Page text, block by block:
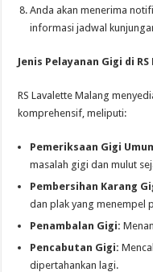
Anda akan menerima
informasi jadwal
Jenis Pelayanan Gigi di
RS Lavalette Malang
komprehensif, meliputi:
Pemeriksaan Gigi
masalah gigi dan mulut
Pembersihan Karang
dan plak yang menempel
Penambalan Gigi:
Pencabutan Gigi:
dipertahankan lagi.